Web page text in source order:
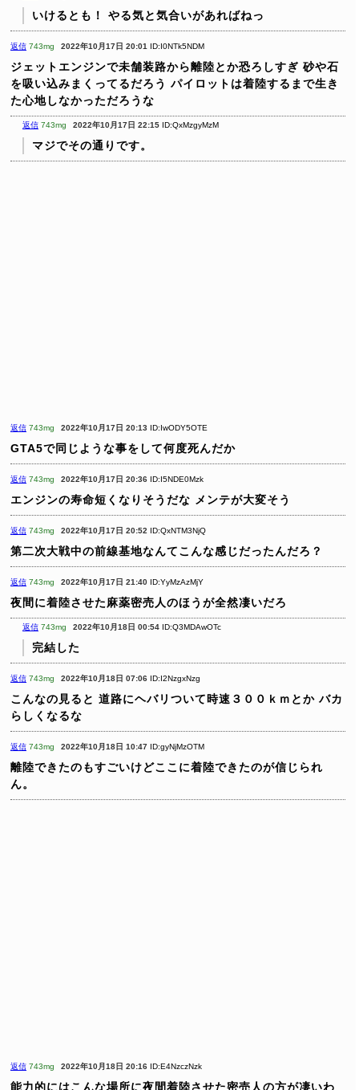
いけるとも！ やる気と気合いがあればねっ
返信 743mg 2022年10月17日 20:01 ID:I0NTk5NDM
ジェットエンジンで未舗装路から離陸とか恐ろしすぎ 砂や石
を吸い込みまくってるだろう パイロットは着陸するまで生き
た心地しなかっただろうな
返信 743mg 2022年10月17日 22:15 ID:QxMzgyMzM
マジでその通りです。
返信 743mg 2022年10月17日 20:13 ID:IwODY5OTE
GTA5で同じような事をして何度死んだか
返信 743mg 2022年10月17日 20:36 ID:I5NDE0Mzk
エンジンの寿命短くなりそうだな メンテが大変そう
返信 743mg 2022年10月17日 20:52 ID:QxNTM3NjQ
第二次大戦中の前線基地なんてこんな感じだったんだろ？
返信 743mg 2022年10月17日 21:40 ID:YyMzAzMjY
夜間に着陸させた麻薬密売人のほうが全然凄いだろ
返信 743mg 2022年10月18日 00:54 ID:Q3MDAwOTc
完結した
返信 743mg 2022年10月18日 07:06 ID:I2NzgxNzg
こんなの見ると 道路にヘバリついて時速３００ｋｍとか バカ
らしくなるな
返信 743mg 2022年10月18日 10:47 ID:gyNjMzOTM
離陸できたのもすごいけどここに着陸できたのが信じられ
ん。
返信 743mg 2022年10月18日 20:16 ID:E4NzczNzk
能力的にはこんな場所に夜間着陸させた密売人の方が凄いわ